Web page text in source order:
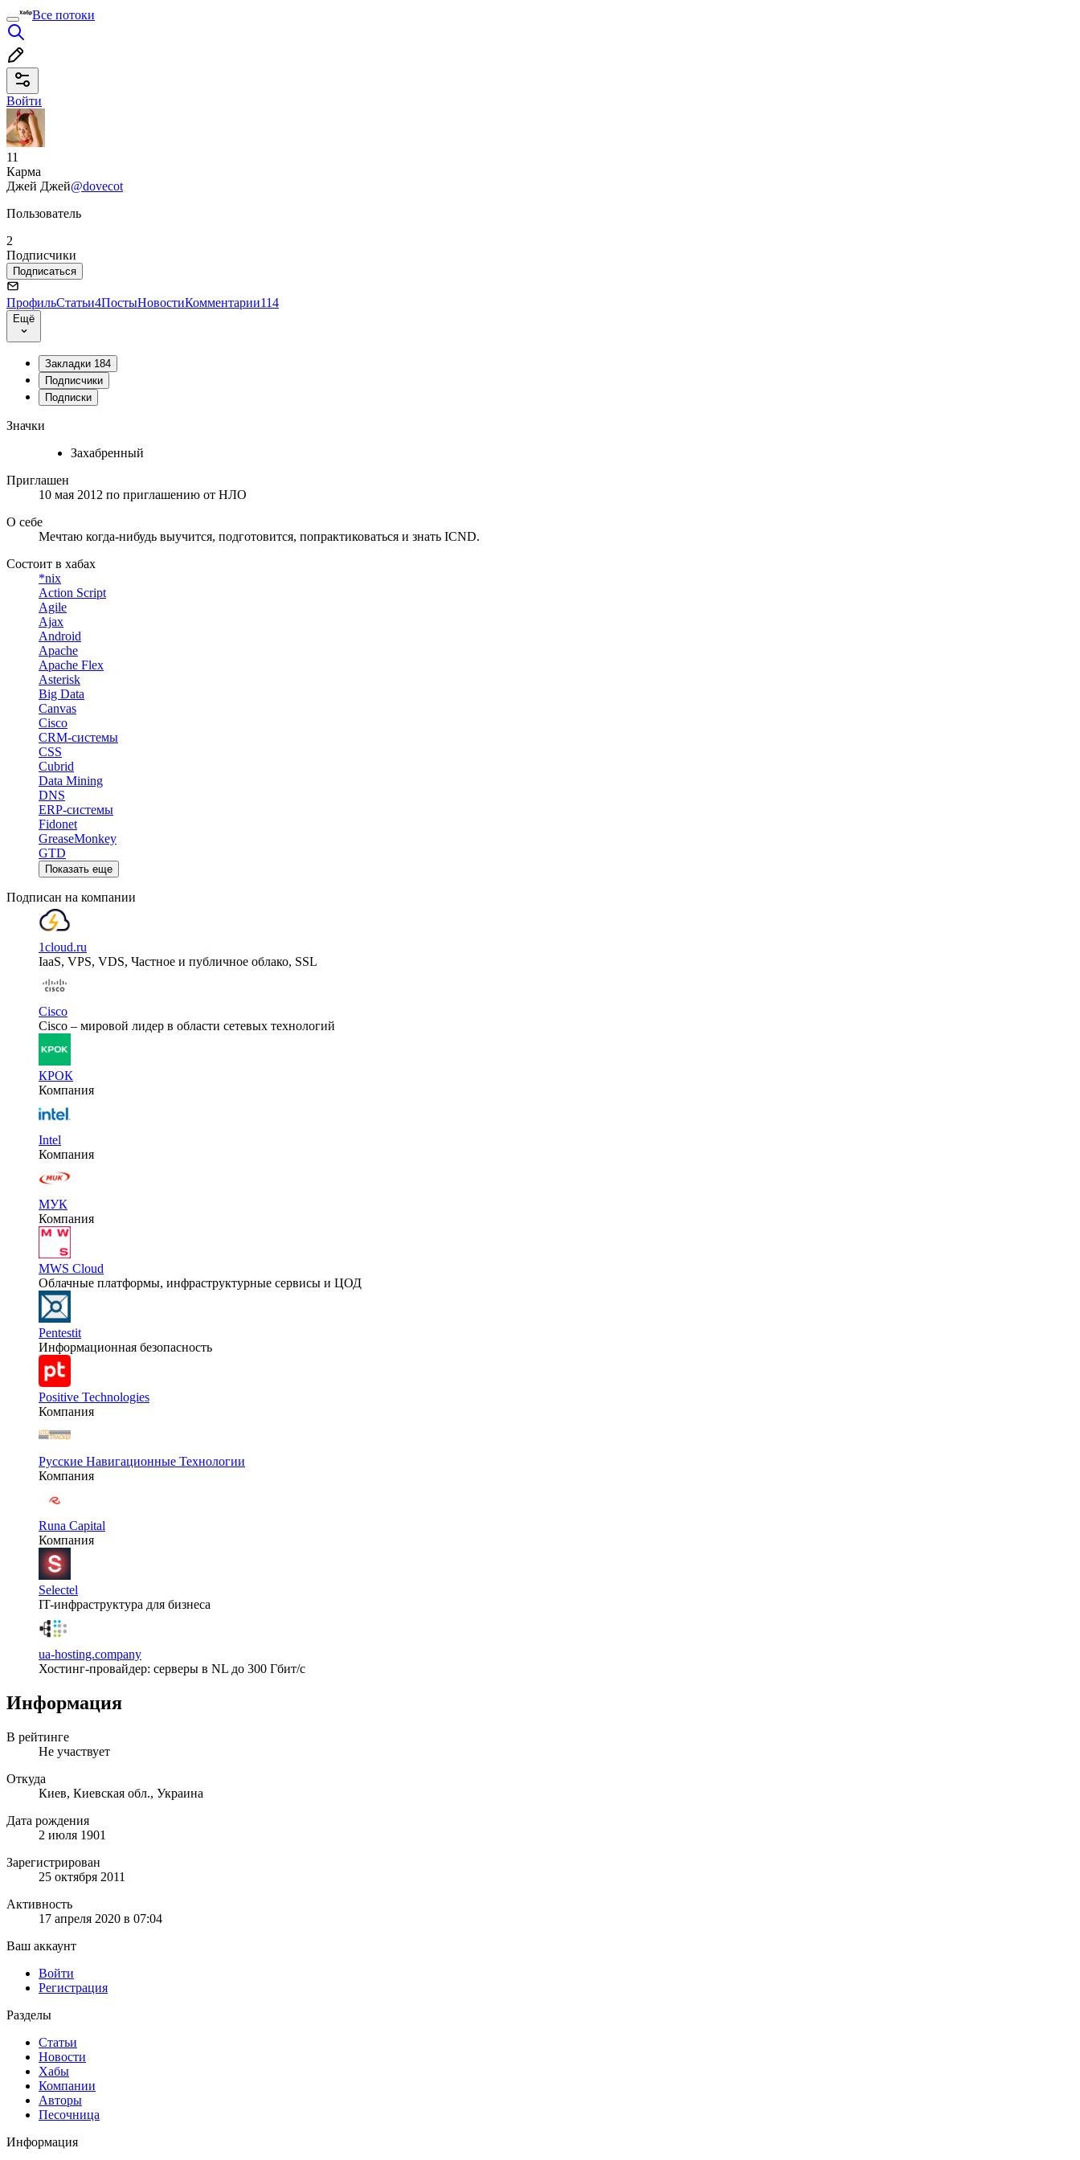
Все потоки
Войти
11
Карма
Джей Джей@dovecot
Пользователь
2
Подписчики
Подписаться
ПрофильСтатьи4ПостыНовостиКомментарии114
Ещё
Закладки 184
Подписчики
Подписки
Значки
Захабренный
Приглашен
10 мая 2012 по приглашению от НЛО
О себе
Мечтаю когда-нибудь выучится, подготовится, попрактиковаться и знать ICND.
Состоит в хабах
*nix
Action Script
Agile
Ajax
Android
Apache
Apache Flex
Asterisk
Big Data
Canvas
Cisco
CRM-системы
CSS
Cubrid
Data Mining
DNS
ERP-системы
Fidonet
GreaseMonkey
GTD
Показать еще
Подписан на компании
1cloud.ru
IaaS, VPS, VDS, Частное и публичное облако, SSL
Cisco
Cisco – мировой лидер в области сетевых технологий
КРОК
Компания
Intel
Компания
МУК
Компания
MWS Cloud
Облачные платформы, инфраструктурные сервисы и ЦОД
Pentestit
Информационная безопасность
Positive Technologies
Компания
Русские Навигационные Технологии
Компания
Runa Capital
Компания
Selectel
IT-инфраструктура для бизнеса
ua-hosting.company
Хостинг-провайдер: серверы в NL до 300 Гбит/с
Информация
В рейтинге
Не участвует
Откуда
Киев, Киевская обл., Украина
Дата рождения
2 июля 1901
Зарегистрирован
25 октября 2011
Активность
17 апреля 2020 в 07:04
Ваш аккаунт
Войти
Регистрация
Разделы
Статьи
Новости
Хабы
Компании
Авторы
Песочница
Информация